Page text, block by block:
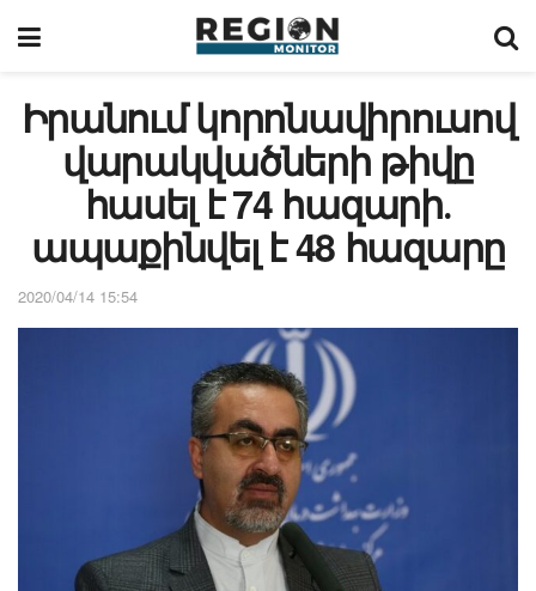
Իրանում կորոնավիրուսով
վարակվածների թիվը
հասել է 74 հազարի․
ապաքինվել է 48 հազարը
2020/04/14 15:54